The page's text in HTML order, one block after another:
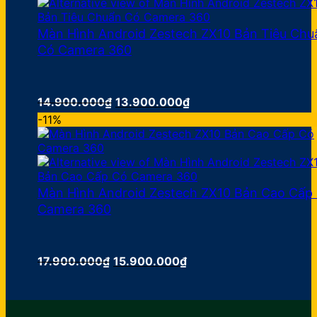
Màn Hình Android Zestech ZX10 Bản Tiêu
Có Camera 360
14.900.000₫ Giá
gốc
là:
14.900.000₫.
13.900.000₫Giá
hiện
tại
là:
13.900.000₫.
-11%
Màn Hình Android Zestech ZX10 Bản Cao Cấp
Camera 360
17.900.000₫ Giá
17.900.000₫.
15.900.000₫Giá
là: